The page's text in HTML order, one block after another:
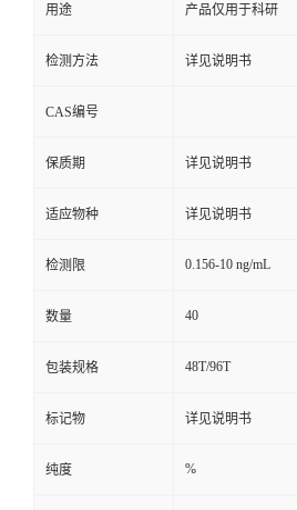
用途 产品仅用于科研
检测方法 详见说明书
CAS编号
保质期 详见说明书
适应物种 详见说明书
检测限 0.156-10 ng/mL
数量 40
包装规格 48T/96T
标记物 详见说明书
纯度 %